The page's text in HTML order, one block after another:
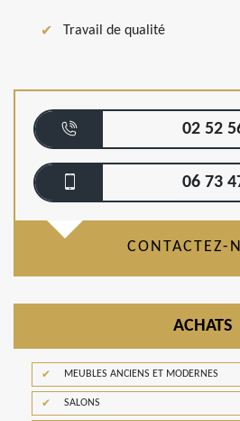
Travail de qualité
02 52
06 73
CONTACTEZ-
ACHATS
MEUBLES ANCIENS ET MODERNES
SALONS